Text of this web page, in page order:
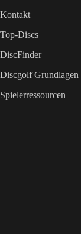
Kontakt
Top-Discs
DiscFinder
Discgolf Grundlagen
Spielerressourcen